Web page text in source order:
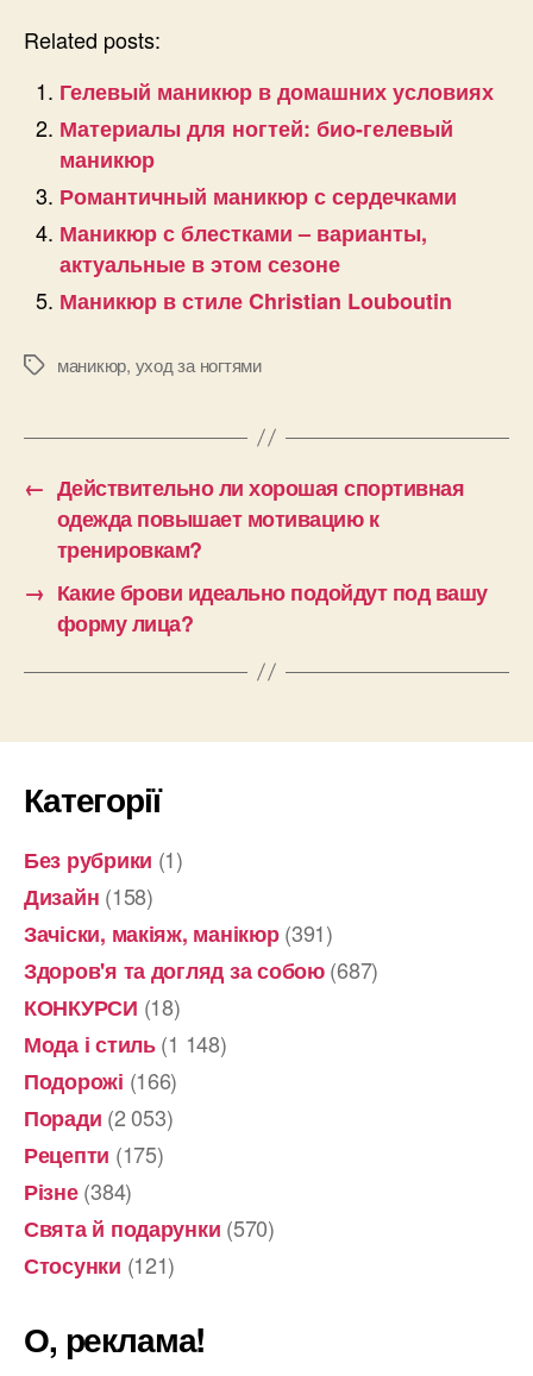
Related posts:
Гелевый маникюр в домашних условиях
Материалы для ногтей: био-гелевый
маникюр
Романтичный маникюр с сердечками
Маникюр с блестками – варианты,
актуальные в этом сезоне
Маникюр в стиле Christian Louboutin
Позначки
маникюр, уход за ногтями
← Действительно ли хорошая спортивная
одежда повышает мотивацию к
тренировкам?
→ Какие брови идеально подойдут под вашу
форму лица?
Категорії
Без рубрики (1)
Дизайн (158)
Зачіски, макіяж, манікюр(391)
Здоров'я та догляд за собою(687)
КОНКУРСИ (18)
Мода і стиль(1 148)
Подорожі (166)
Поради (2 053)
Рецепти (175)
Різне(384)
Свята й подарунки (570)
Стосунки (121)
О, реклама!